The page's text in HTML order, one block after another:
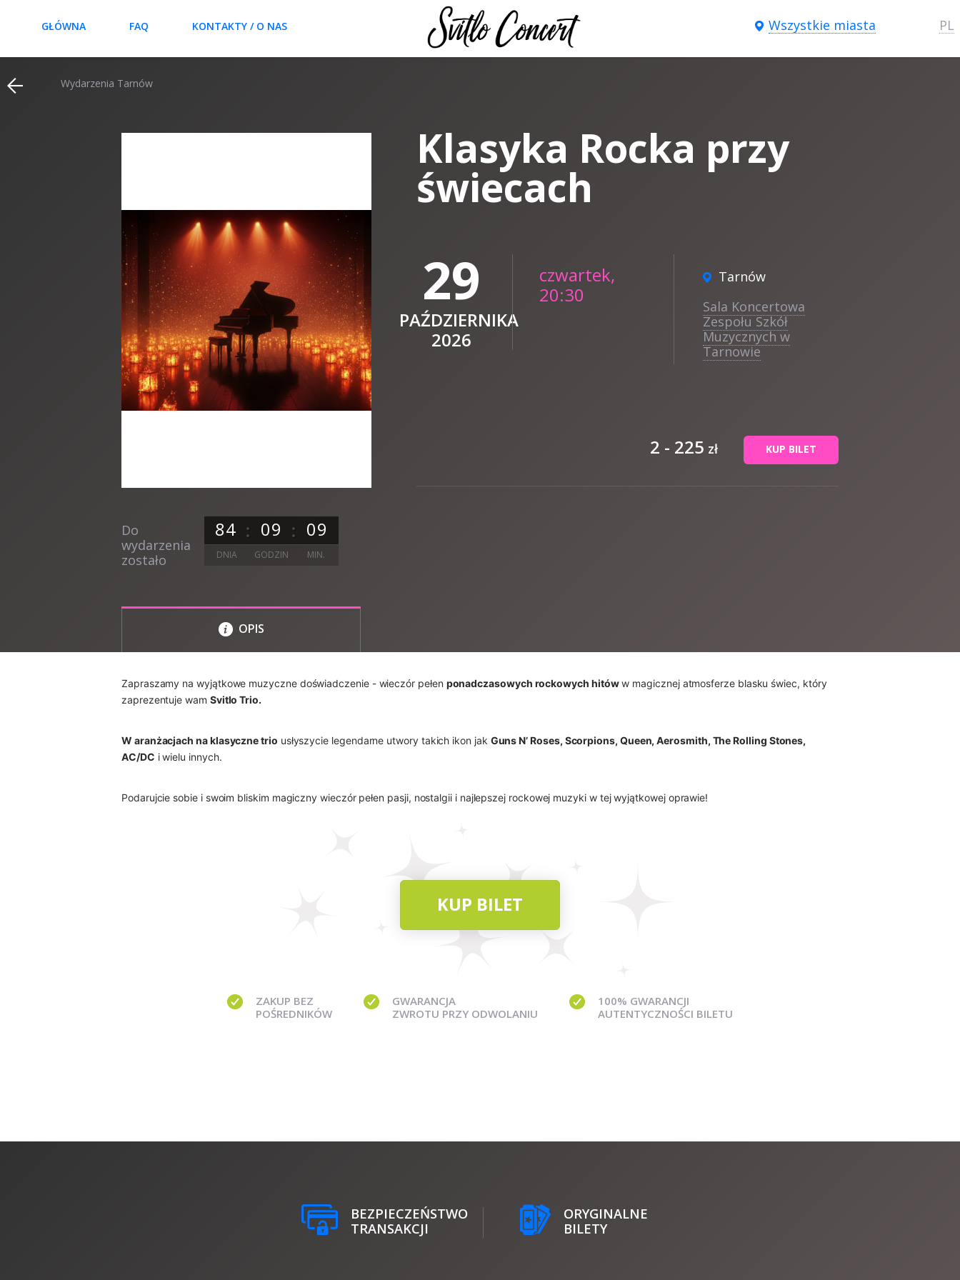
GŁÓWNA FAQ KONTAKTY / O NAS Wszystkie miasta PL
Wydarzenia Tarnów
Do
wydarzenia
zostało
84 09 09
DNIA GODZIN MIN.
Klasyka Rocka przy
świecach
Tarnów
Sala Koncertowa
Zespołu Szkół
Muzycznych w
Tarnowie
29
PAŹDZIERNIKA
2026
czwartek,
20:30
2 - 225 zł KUP BILET
OPIS
Zapraszamy na wyjątkowe muzyczne doświadczenie - wieczór pełen ponadczasowych rockowych hitów w magicznej atmosferze blasku świec, który
zaprezentuje wam Svitlo Trio.
W aranżacjach na klasyczne trio usłyszycie legendarne utwory takich ikon jak Guns N’ Roses, Scorpions, Queen, Aerosmith, The Rolling Stones,
AC/DC i wielu innych.
Podarujcie sobie i swoim bliskim magiczny wieczór pełen pasji, nostalgii i najlepszej rockowej muzyki w tej wyjątkowej oprawie!
KUP BILET
ZAKUP BEZ
POŚREDNIKÓW
GWARANCJA
ZWROTU PRZY ODWOLANIU
100% GWARANCJI
AUTENTYCZNOŚCI BILETU
BEZPIECZEŃSTWO
TRANSAKCJI
ORYGINALNE
BILETY